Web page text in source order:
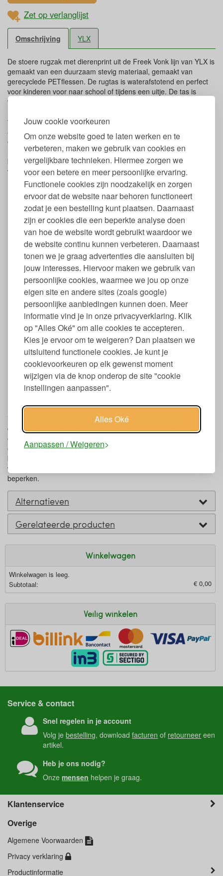
Jouw cookie voorkeuren
Om onze website goed te laten werken en te
verbeteren, maken we gebruik van cookies en
vergelijkbare technieken. Hiermee zorgen we
voor een betere en meer persoonlijke ervaring.
Functionele cookies zijn noodzakelijk en zorgen
ervoor dat de website naar behoren functioneert
zodat je een bestelling kunt plaatsen. Daarnaast
zijn er cookies die een beperkte analyse doen
van hoe de website wordt gebruikt waardoor we
de website continu kunnen verbeteren. Daarnaast
tonen we je graag advertenties die aansluiten bij
jouw interesses. Hiervoor maken we gebruik van
persoonlijke cookies, waarmee we jou op onze
eigen site en andere sites (zoals google)
persoonlijke aanbiedingen kunnen doen. Meer
informatie vind je in onze privacyverklaring. Klik
op "Alles Oké" om alle cookies te accepteren.
Kies je ervoor om te weigeren? Dan plaatsen we
uitsluitend functionele cookies. Je kunt je
cookievoorkeuren op elk gewenst moment
wijzigen via de knop onderop de site "cookie
instellingen aanpassen".
Alles Oké
Aanpassen / Weigeren
Zet op verlanglijst
Omschrijving YLX
De stoere rugzak met dierenprint uit de Freek Vonk lijn van YLX is
gemaakt van een duurzaam stevig materiaal, gemaakt van
gerecyclede PETflessen. De rugtas is waterafstotend en perfect
voor kinderen voor naar school of tijdens een uitje. De tas is
voorzien van verstelbare schouderbanden, een hoofdvak met
flessen of bidons aan de binnenkant en 1 vak voor een drinkfles
aan de buitenkant. Aan de binnenkant zit een label waar de naam
op geschreven kan worden en aan het handvat kan de tas
makkelijk gedragen worden. De sterke rugzak is geschikt voor
kinderen van ongeveer groep 3 tot en met groep 7/8 en is
verkrijgbaar in diverse designs.
Eigenschappen rugzak dieren van
gerecyclede Petflessen
Afmeting: 36 x 26 x 14 cm.
Inhoud: 13,5 liter
Gemaakt van 25 gerecyclede PET flessen
Design uit de Freek Vonk collectie
Tijdloos model
Waterafstotend
1 Voorvakje met rits
2 Bekervakken binnenin
1 Bekervak aan de zijkant
Handvat bovenaan
Verstelbare schouderbanden
GRS gecertificeerd
In verschillende designs verkrijgbaar
Keurmerken en labels YLX Oriole rugzak
Freek Vonk
Global Recycle Standard (GRS)
De GRS is bedoeld voor bedrijven die het gerecyclede materiaal
in hun producten (zowel eindproducten als tussenstadia) willen
controleren en die willen waken over de maatschappelijke,
ecologische en chemische impact van hun productie. De GRS wil
eisen vastleggen om te komen tot nauwkeurige claims met
betrekking tot gebruikte materialen en goede
werkomstandigheden, en om de milieu-impact zoveel mogelijk te
beperken.
Alternatieven
Gerelateerde producten
Winkelwagen
Winkelwagen is leeg.
Subtotaal:
€ 0,00
Veilig winkelen
Service & contact
Snel regelen in je account
Volg jebestelling, downloadfacturen of retourneer een
artikel.
Heb je ons nodig?
Onzemensen helpen je graag.
Klantenservice
Overige
Algemene Voorwaarden
Privacy verklaring
Productinformatie